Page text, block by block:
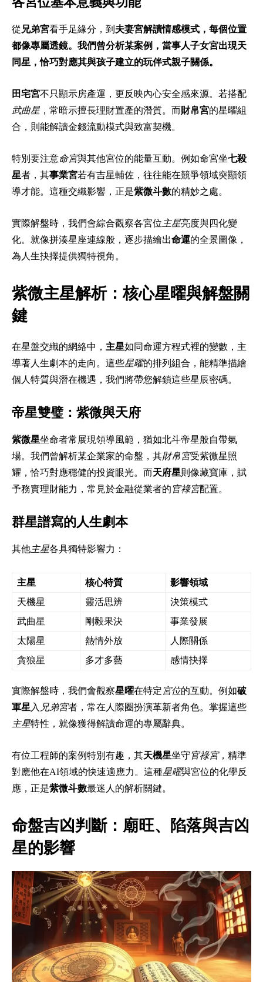
從 兄弟宮看手足緣分，到 夫妻宮解讀情感模式，每個位置
都像專屬透鏡。我們曾分析某案例，當事人子女宮出現天
同星，恰巧對應其與孩子建立的玩伴式親子關係。
田宅宮不只顯示房產運，更反映內心安全感來源。若搭配
武曲星 ，常暗示擅長理財置產的潛質。而財帛宮的星曜組
合，則能解讀金錢流動模式與致富契機。
特別要注意命宮與其他宮位的能量互動。例如命宮坐七殺
星者，其事業宮若有吉星輔佐，往往能在競爭領域突顯領
導才能。這種交織影響，正是紫微斗數的精妙之處。
實際解盤時，我們會綜合觀察各宮位 主星亮度與四化變
化。就像拼湊星座連線般，逐步描繪出命運的全景圖像，
為人生抉擇提供獨特視角。
紫微主星解析：核心星曜與解盤關
鍵
在星盤交織的網絡中， 主星如同命運方程式裡的變數，主
導著人生劇本的走向。這些星曜的排列組合，能精準描繪
個人特質與潛在機遇，我們將帶您解鎖這些星辰密碼。
帝星雙璧：紫微與天府
紫微星坐命者常展現領導風範，猶如北斗帝星般自帶氣
場。我們曾解析某企業家的命盤，其財帛宮受紫微星照
耀，恰巧對應穩健的投資眼光。而天府星則像藏寶庫，賦
予務實理財能力，常見於金融從業者的官祿宮配置。
群星譜寫的人生劇本
其他主星各具獨特影響力：
主星 核心特質
影響領域
天機星
靈活思辨
決策模式
武曲星
剛毅果決
事業發展
太陽星
熱情外放
人際關係
貪狼星
多才多藝 感情抉擇
實際解盤時，我們會觀察星曜在特定 宮位的互動。例如破
軍星 入 兄弟宮者，常在人際圈扮演革新者角色。掌握這些
主星特性，就像獲得解讀命運的專屬辭典。
有位工程師的案例特別有趣，其天機星坐守官祿宮，精準
對應他在AI領域的快速適應力。這種星曜與宮位的化學反
應，正是紫微斗數最迷人的解析關鍵。
命盤吉凶判斷：廟旺、陷落與吉凶
星的影響